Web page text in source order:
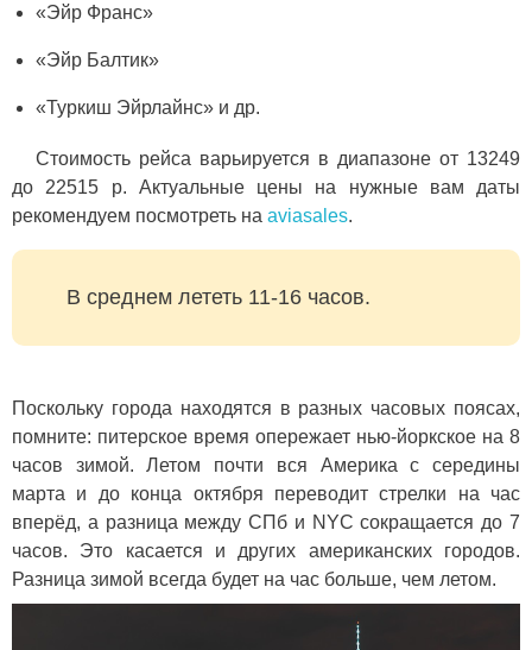
«Эйр Франс»
«Эйр Балтик»
«Туркиш Эйрлайнс» и др.
Стоимость рейса варьируется в диапазоне от 13249
до 22515 р. Актуальные цены на нужные вам даты
рекомендуем посмотреть на aviasales.
В среднем лететь 11-16 часов.
Поскольку города находятся в разных часовых поясах,
помните: питерское время опережает нью-йоркское на 8
часов зимой. Летом почти вся Америка с середины
марта и до конца октября переводит стрелки на час
вперёд, а разница между СПб и NYC сокращается до 7
часов. Это касается и других американских городов.
Разница зимой всегда будет на час больше, чем летом.